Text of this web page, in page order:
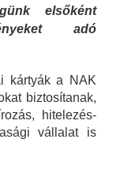
elsőként
adó
kártyák a NAK
biztosítanak,
hitelezés-
vállalat is